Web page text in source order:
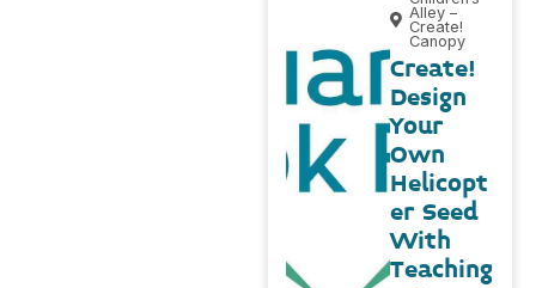
Alley –
Create!
Canopy
Create!
Design
Your
Own
Helicopt
er Seed
With
Teaching